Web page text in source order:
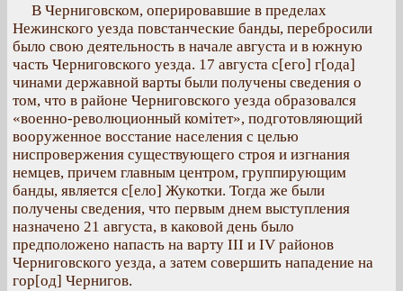
В Черниговском, оперировавшие в пределах
Нежинского уезда повстанческие банды, перебросили
было свою деятельность в начале августа и в южную
часть Черниговского уезда. 17 августа с[его] г[ода]
чинами державной варты были получены сведения о
том, что в районе Черниговского уезда образовался
«военно-революционный комітет», подготовляющий
вооруженное восстание населения с целью
ниспровержения существующего строя и изгнания
немцев, причем главным центром, группирующим
банды, является с[ело] Жукотки. Тогда же были
получены сведения, что первым днем выступления
назначено 21 августа, в каковой день было
предположено напасть на варту III и IV районов
Черниговского уезда, а затем совершить нападение на
гор[од] Чернигов.